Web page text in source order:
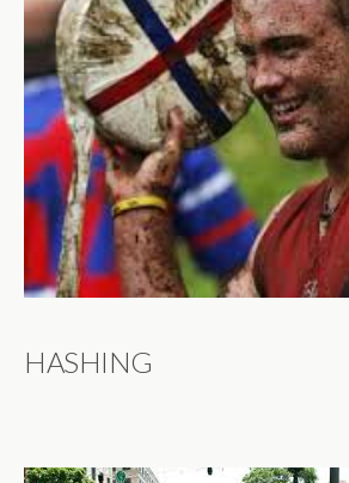
HASHING